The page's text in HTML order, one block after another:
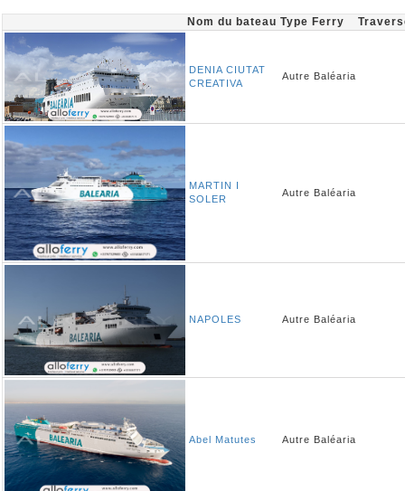
Nom du bateau Type Ferry
DENIA CIUTAT
CREATIVA
Autre Baléaria
MARTIN I
SOLER
Autre Baléaria
NAPOLES Autre Baléaria
Abel Matutes Autre Baléaria